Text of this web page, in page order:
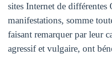
sites Internet de
manifestations, somme
faisant remarquer par leur
agressif et vulgaire, ont